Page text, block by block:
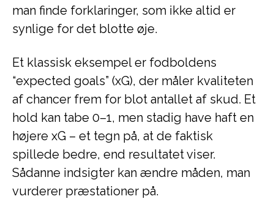
man finde forklaringer, som ikke altid er
synlige for det blotte øje.
Et klassisk eksempel er fodboldens
“expected goals” (xG), der måler kvaliteten
af chancer frem for blot antallet af skud. Et
hold kan tabe 0–1, men stadig have haft en
højere xG – et tegn på, at de faktisk
spillede bedre, end resultatet viser.
Sådanne indsigter kan ændre måden, man
vurderer præstationer på.